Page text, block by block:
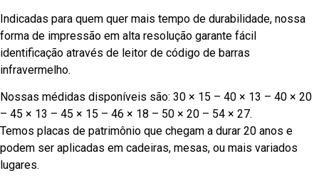
Indicadas para quem quer mais tempo de durabilidade, nossa
forma de impressão em alta resolução garante fácil
identificação através de leitor de código de barras
infravermelho.
Nossas médidas disponíveis são: 30 × 15 – 40 × 13 – 40 × 20
– 45 × 13 – 45 × 15 – 46 × 18 – 50 × 20 – 54 × 27.
Temos placas de patrimônio que chegam a durar 20 anos e
podem ser aplicadas em cadeiras, mesas, ou mais variados
lugares.